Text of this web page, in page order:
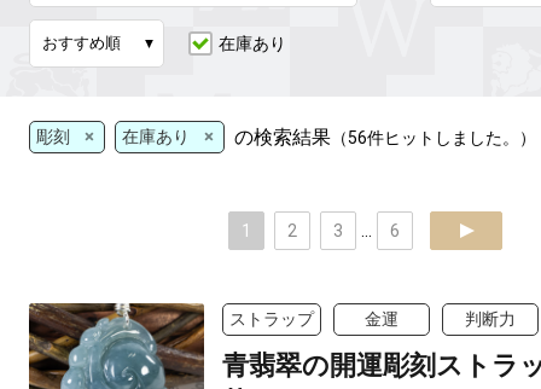
在庫あり
彫刻 × 在庫あり × の検索結果 （56件ヒットしました。）
1 2 3 6 next
ストラップ 金運 判断力
青翡翠の開運彫刻ストラ